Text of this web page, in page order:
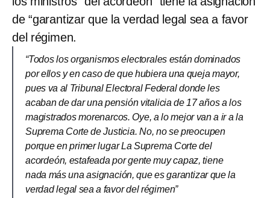
de “garantizar que la verdad legal sea a favor
del régimen.
“Todos los organismos electorales están dominados
por ellos y en caso de que hubiera una queja mayor,
pues va al Tribunal Electoral Federal donde les
acaban de dar una pensión vitalicia de 17 años a los
magistrados morenarcos. Oye, a lo mejor van a ir a la
Suprema Corte de Justicia. No, no se preocupen
porque en primer lugar La Suprema Corte del
acordeón, estafeada por gente muy capaz, tiene
nada más una asignación, que es garantizar que la
verdad legal sea a favor del régimen”